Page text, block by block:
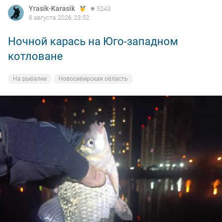
Yrasik-Karasik
5243
8 августа 2026, 23:52
Ночной карась на Юго-западном
котловане
На рыбалке Новосибирская область